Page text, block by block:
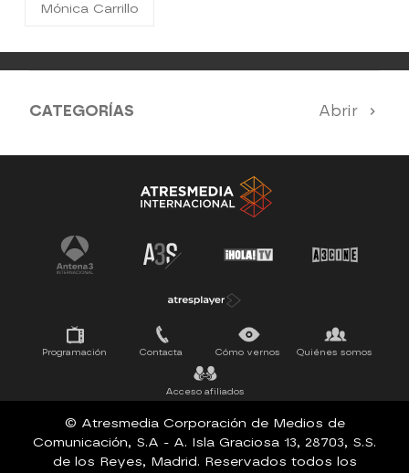
Mónica Carrillo
CATEGORÍAS Abrir
Antena 3 Noticias El Hormiguero
La Ruleta de la Suerte Tu cara me suena
Pasapalabra
Programación Contacta Cómo vernos Quiénes somos
Acceso afiliados
© Atresmedia Corporación de Medios de
Comunicación, S.A - A. Isla Graciosa 13, 28703, S.S.
de los Reyes, Madrid. Reservados todos los